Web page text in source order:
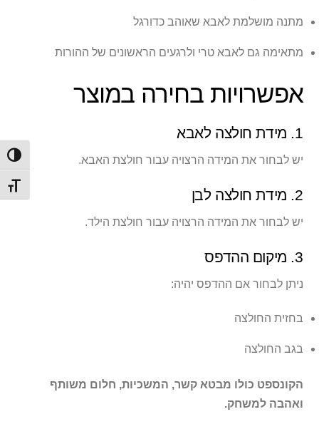
מתג
מתנה מושלמת לאבא שאוהב כדורגל
מתאימה גם לאבא טרי ולרגעים הראשונים של ההורות
אפשרויות בחירה במוצר
1. מידת חולצה לאבא
יש לבחור את המידה הרצויה עבור חולצת האבא.
2. מידת חולצה לבן
יש לבחור את המידה הרצויה עבור חולצת הילד.
3. מיקום ההדפס
ניתן לבחור אם ההדפס יהיה:
בחזית החולצה
בגב החולצה
הקונספט כולו מבטא קשר, המשכיות, חלום משותף
ואהבה למשחק.